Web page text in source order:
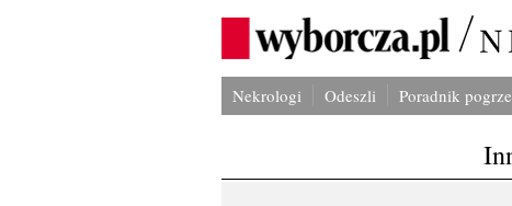
Nekrologi Odeszli Poradnik